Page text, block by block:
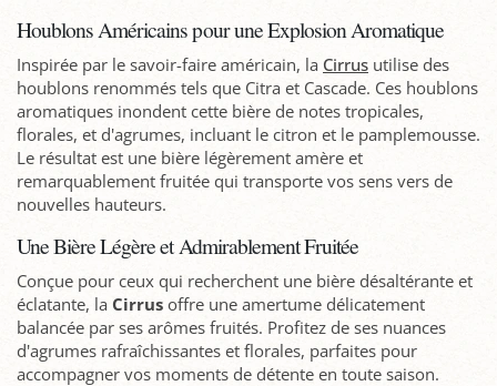
Houblons Américains pour une Explosion Aromatique
Inspirée par le savoir-faire américain, la Cirrus utilise des
houblons renommés tels que Citra et Cascade. Ces houblons
aromatiques inondent cette bière de notes tropicales,
florales, et d'agrumes, incluant le citron et le pamplemousse.
Le résultat est une bière légèrement amère et
remarquablement fruitée qui transporte vos sens vers de
nouvelles hauteurs.
Une Bière Légère et Admirablement Fruitée
Conçue pour ceux qui recherchent une bière désaltérante et
éclatante, la Cirrus offre une amertume délicatement
balancée par ses arômes fruités. Profitez de ses nuances
d'agrumes rafraîchissantes et florales, parfaites pour
accompagner vos moments de détente en toute saison.